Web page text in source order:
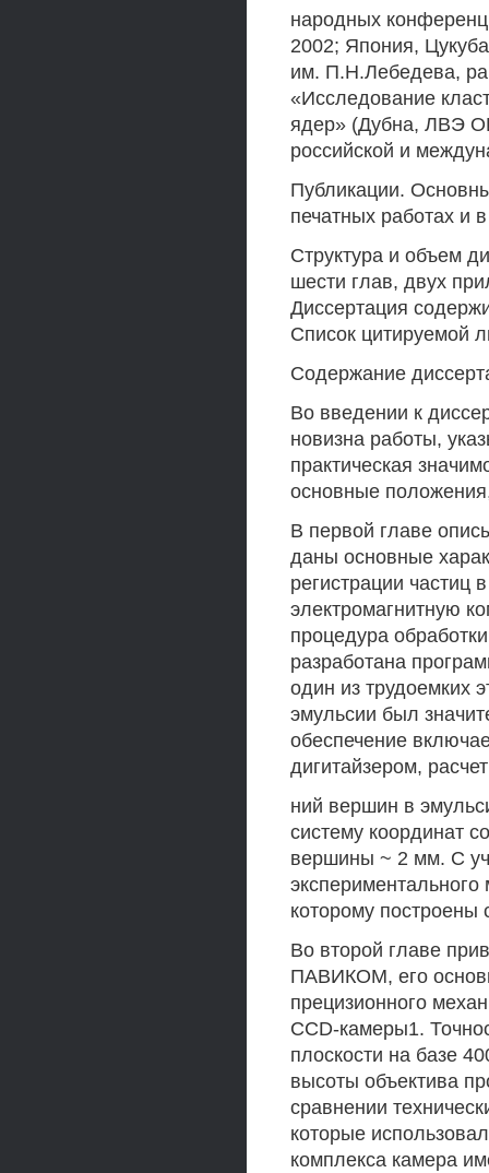
народных
2002; Япония,
им. П.Н.Лебедева,
«Исследование
ядер» (Дубна, ЛВЭ
российской и
Публикации.
печатных работах и
Структура и объем
шести глав, двух
Диссертация
Список цитируемой
Содержание
Во введении к
новизна работы,
практическая
основные
В первой главе
даны основные
регистрации частиц
электромагнитную
процедура
разработана
один из трудоемких
эмульсии был
обеспечение
дигитайзером,
ний вершин в
систему координат
вершины ~ 2 мм. С
которому построены
Во второй главе
ПАВИКОМ, его
прецизионного
CCD-камеры1.
плоскости на базе
высоты объектива
сравнении
которые
комплекса камера